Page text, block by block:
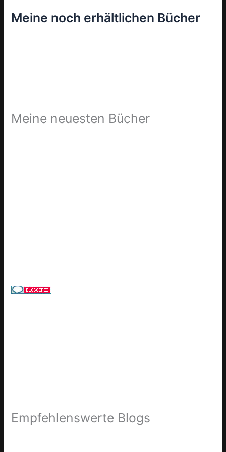
Meine noch erhältlichen Bücher
Meine neuesten Bücher
Empfehlenswerte Blogs